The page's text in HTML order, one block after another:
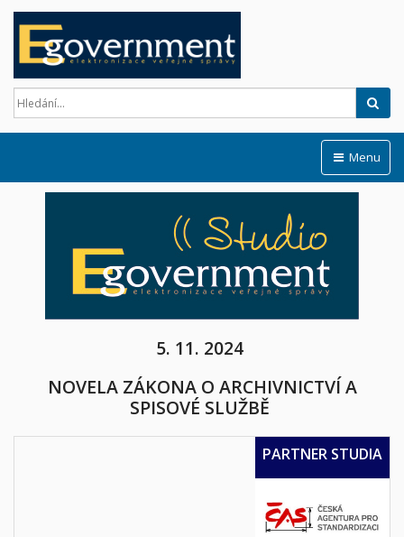
Menu
5. 11. 2024
NOVELA ZÁKONA O ARCHIVNICTVÍ A
SPISOVÉ SLUŽBĚ
PARTNER STUDIA